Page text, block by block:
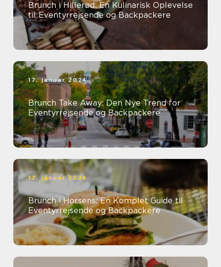
Brunch i Hillerød: En Kulinarisk Oplevelse
til Eventyrrejsende og Backpackere
17. januar 2024
Brunch Take Away: Den Nye Trend for
Eventyrrejsende og Backpackere
17. januar 2024
Brunch i Horsens: En Komplet Guide til
Eventyrrejsende og Backpackere